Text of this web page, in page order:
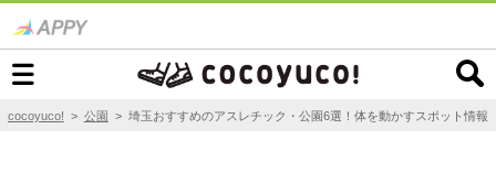
cocoyuco! > 公園 > 埼玉おすすめのアスレチック・公園6選！体を動かすスポット情報